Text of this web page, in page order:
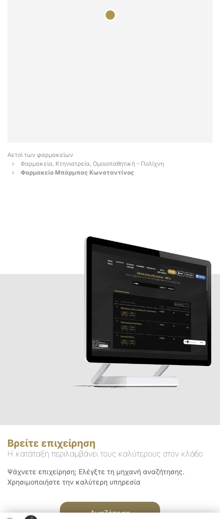
Αετοί των φαρμακείων
Φαρμακεία, Κτηνιατρεία, Ομοιοπαθητική - Πολίχνη
Φαρμακείο Μπάρμπας Κωνσταντίνος
Βρείτε επιχείρηση
Η κατάταξη περιλαμβάνει τους καλύτερους στον κλάδο
Ψάχνετε επιχείρηση; Ελέγξτε τη μηχανή αναζήτησης.
Χρησιμοποιήστε την καλύτερη υπηρεσία
Αναζήτηση